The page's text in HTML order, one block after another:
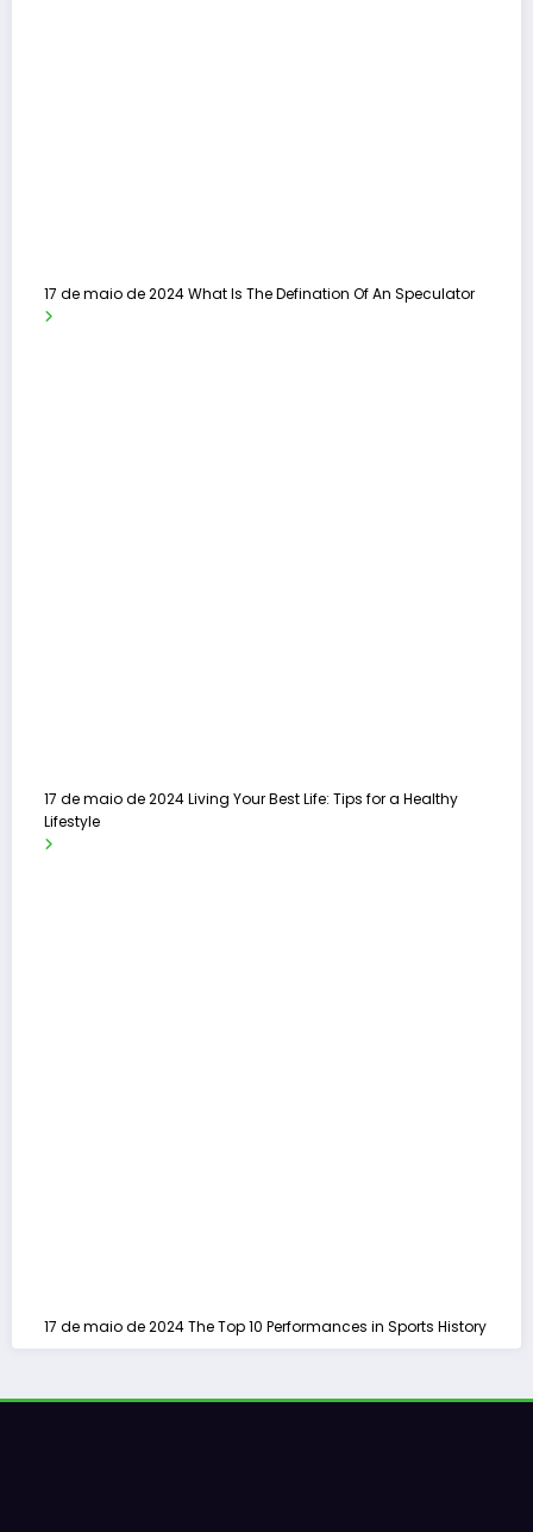
17 de maio de 2024What Is The Defination Of An Speculator
17 de maio de 2024Living Your Best Life: Tips for a Healthy
Lifestyle
17 de maio de 2024The Top 10 Performances in Sports History